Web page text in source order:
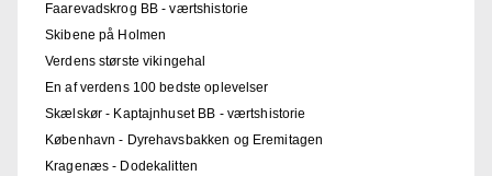
Faarevadskrog BB - værtshistorie
Skibene på Holmen
Verdens største vikingehal
En af verdens 100 bedste oplevelser
Skælskør - Kaptajnhuset BB - værtshistorie
København - Dyrehavsbakken og Eremitagen
Kragenæs - Dodekalitten